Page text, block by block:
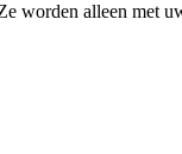
worden alleen met